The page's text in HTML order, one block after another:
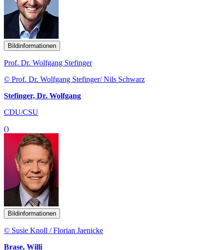
Bildinformationen
Prof. Dr. Wolfgang Stefinger
© Prof. Dr. Wolfgang Stefinger/ Nils Schwarz
Stefinger, Dr. Wolfgang
CDU/CSU
()
Bildinformationen
© Susie Knoll / Florian Jaenicke
Brase, Willi